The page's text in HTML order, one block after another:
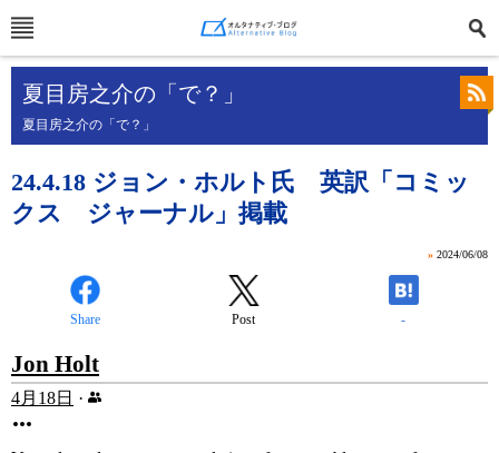
夏目房之介の「で？」
夏目房之介の「で？」
24.4.18 ジョン・ホルト氏 英訳「コミッ
クス ジャーナル」掲載
» 2024/06/08
Share Post -
Jon Holt
4月18日 ·